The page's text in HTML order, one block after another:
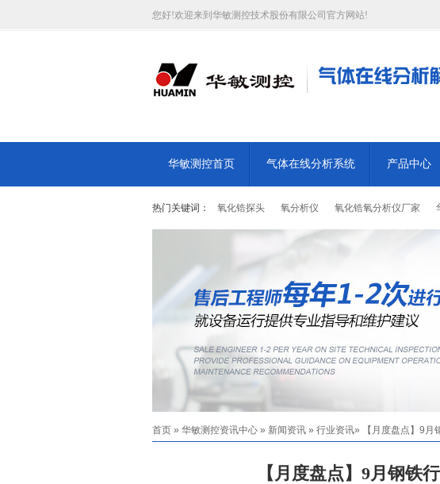
您好!欢迎来到华敏测控技术股份有限公司官方网站!
华敏测控首页 气体在线分析系统 产品中心
热门关键词： 氧化锆探头 氧分析仪 氧化锆氧分析仪厂家
首页 » 华敏测控资讯中心 » 新闻资讯 » 行业资讯» 【月度盘点】9月
【月度盘点】9月钢铁